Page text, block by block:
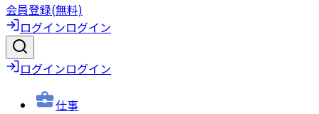
会員登録(無料)
ログインログイン
ログインログイン
仕事